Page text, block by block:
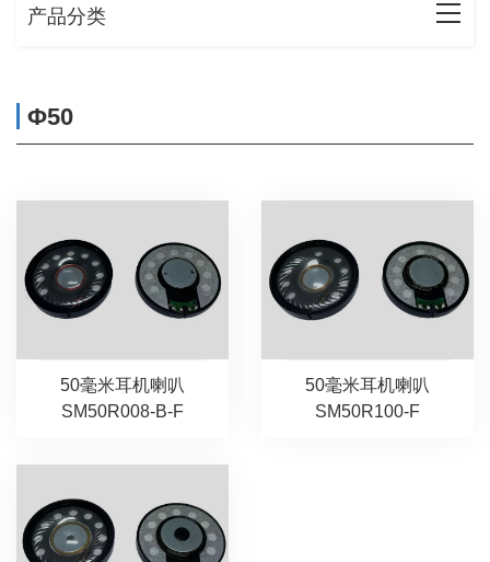
产品分类
Φ50
50毫米耳机喇叭
SM50R008-B-F
50毫米耳机喇叭
SM50R100-F